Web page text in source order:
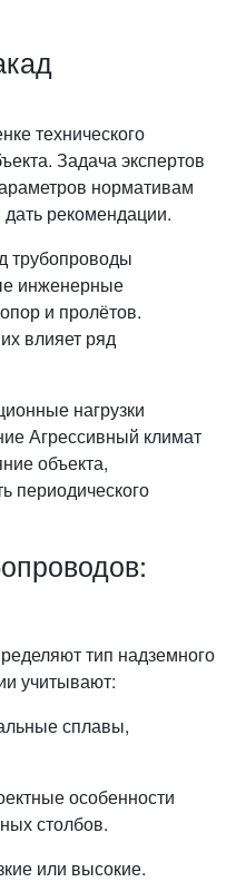
технического
Задача экспертов
нормативам
рекомендации.
трубопроводы
инженерные
и пролётов.
влияет ряд
нагрузки
Агрессивный климат
объекта,
периодического
тип надземного
учитывают:
сплавы,
особенности
столбов.
или высокие.